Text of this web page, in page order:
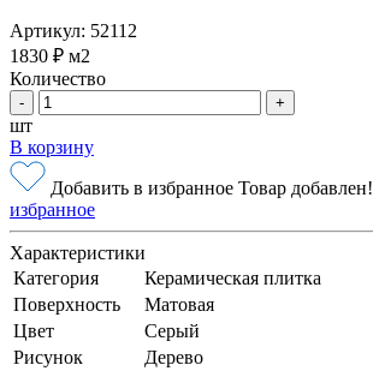
Артикул: 52112
1830 ₽ м2
Количество
- +
шт
В корзину
Добавить в избранное Товар добавлен!
избранное
Характеристики
Категория
Керамическая плитка
Поверхность
Матовая
Цвет
Серый
Рисунок
Дерево